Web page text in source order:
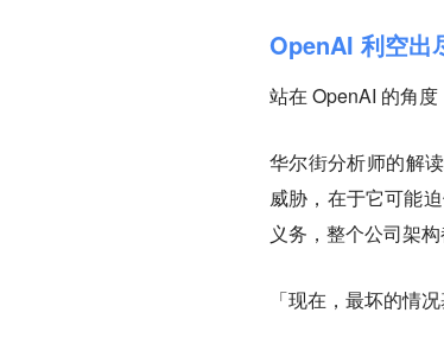
OpenAI 利空出
站在 OpenAI 的角度
华尔街分析师的解
威胁，在于它可能
义务，整个公司架
「现在，最坏的情